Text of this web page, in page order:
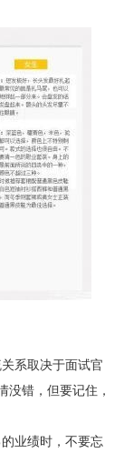
系取决于面试官
没错，但要记住，
业绩时，不要忘